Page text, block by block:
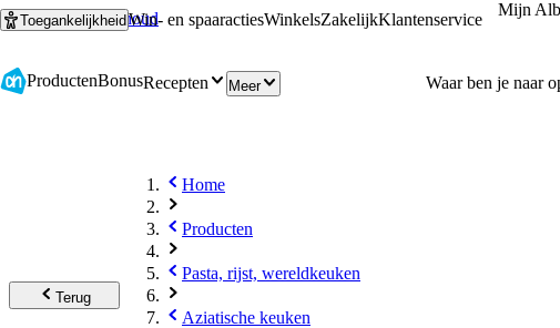
Ga naar hoofdinhoud
Ga naar zoeken
ToegankelijkheidWin- en spaaractiesWinkelsZakelijkKlantenservice
Mijn
ProductenBonusRecepten Meer
Terug
Home
Producten
Pasta, rijst, wereldkeuken
Aziatische keuken